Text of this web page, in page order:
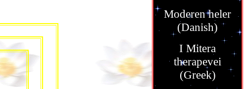
Moderen heler
(Danish)
I Mitera
therapevei
(Greek)